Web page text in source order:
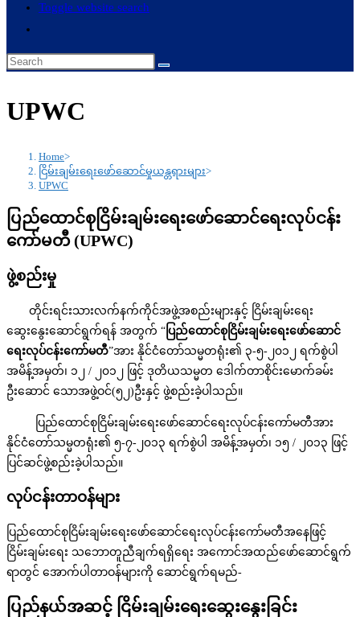
Toggle website search
UPWC
Home>
ငြိမ်းချမ်းရေးဖော်‌ဆောင်မှုယန္တရားများ>
UPWC
ပြည်ထောင်စုငြိမ်းချမ်းရေးဖော်ဆောင်ရေးလုပ်ငန်း
ကော်မတီ (UPWC)
ဖွဲ့စည်းမှု
တိုင်းရင်းသားလက်နက်ကိုင်အဖွဲ့အစည်းများနှင့် ငြိမ်းချမ်းရေး
ဆွေးနွေးဆောင်ရွက်ရန် အတွက် “ ပြည်ထောင်စုငြိမ်းချမ်းရေးဖော်ဆောင်
ရေးလုပ်ငန်းကော်မတီ”အား နိုင်ငံတော်သမ္မတရုံး၏ ၃-၅-၂၀၁၂ ရက်စွဲပါ
အမိန့်အမှတ်၊ ၁၂ / ၂၀၁၂ ဖြင့် ဒုတိယသမ္မတ ဒေါက်တာစိုင်းမောက်ခမ်း
ဦးဆောင် သောအဖွဲ့ဝင်(၅၂)ဦးနှင့် ဖွဲ့စည်းခဲ့ပါသည်။
ပြည်ထောင်စုငြိမ်းချမ်းရေးဖော်ဆောင်ရေးလုပ်ငန်းကော်မတီအား‌
နိုင်ငံတော်သမ္မတရုံး၏ ၅-၇-၂၀၁၃ ရက်စွဲပါ အမိန့်အမှတ်၊ ၁၅ / ၂၀၁၃ ဖြင့်
ပြင်ဆင်ဖွဲ့စည်းခဲ့ပါသည်။
လုပ်ငန်းတာဝန်များ
ပြည်ထောင်စုငြိမ်းချမ်းရေးဖော်ဆောင်ရေးလုပ်ငန်းကော်မတီအနေဖြင့်
ငြိမ်းချမ်းရေး သဘောတူညီချက်ရရှိရေး အကောင်အထည်ဖော်ဆောင်ရွက်
ရာတွင် အောက်ပါတာဝန်များကို ဆောင်ရွက်ရမည်-
ပြည်နယ်အဆင့် ငြိမ်းချမ်းရေးဆွေးနွေးခြင်း